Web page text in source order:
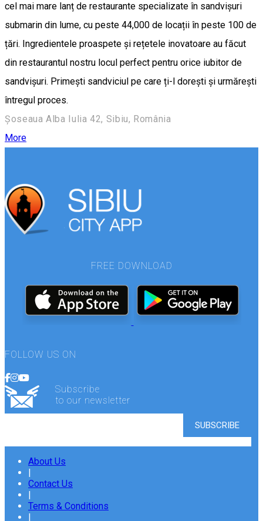
cel mai mare lanț de restaurante specializate în sandvișuri
submarin din lume, cu peste 44,000 de locații în peste 100 de
țări. Ingredientele proaspete și rețetele inovatoare au făcut
din restaurantul nostru locul perfect pentru orice iubitor de
sandvișuri. Primești sandviciul pe care ți-l dorești și urmărești
întregul proces.
Șoseaua Alba Iulia 42, Sibiu, România
More
FREE DOWNLOAD
FOLLOW US ON
Subscribe
to our newsletter
About Us
Contact Us
Terms & Conditions